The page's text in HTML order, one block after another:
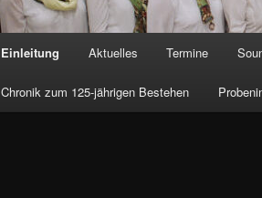
Einleitung Aktuelles Termine
Chronik zum 125-jährigen Bestehen